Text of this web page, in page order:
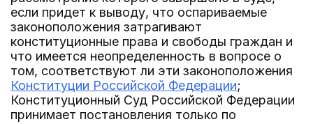
если придет к выводу, что оспариваемые
законоположения затрагивают
конституционные права и свободы граждан и
что имеется неопределенность в вопросе о
том, соответствуют ли эти законоположения
Конституции Российской Федерации;
Конституционный Суд Российской Федерации
принимает постановления только по